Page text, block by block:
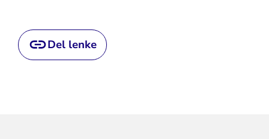
Del lenke